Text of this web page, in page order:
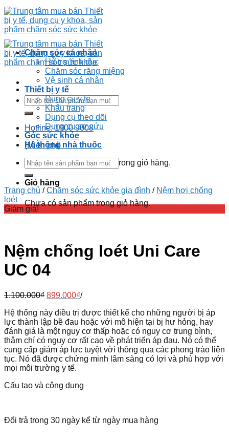
Hotline: 1900 9008
(Miễn phí)
Chưa có sản phẩm trong giỏ hàng.
Giỏ hàng
Chưa có sản phẩm trong giỏ hàng.
Chăm sóc cá nhân
Hỗ trợ tình dục
Chăm sóc răng miệng
Vệ sinh cá nhân
Thiết bị y tế
Dụng cụ y tế
Khẩu trang
Dụng cụ theo dõi
Dụng cụ sơ cứu
Góc sức khỏe
Hệ thống nhà thuốc
Trang chủ / Chăm sóc sức khỏe gia đình / Nệm hơi chống
loét
Giảm giá!
Nệm chống loét Uni Care
UC 04
1.100.000₫ 899.000₫/
Hệ thống này điều trị được thiết kế cho những người bị áp
lực thành lập bề đau hoặc với mô hiện tại bị hư hỏng, hay
đánh giá là một nguy cơ thấp hoặc có nguy cơ trung bình,
thậm chí có nguy cơ rất cao về phát triển áp đau. Nó có thể
cung cấp giảm áp lực tuyệt vời thông qua các phong trào liên
tục. Nó đã được chứng minh lâm sàng có lợi và phù hợp với
mọi môi trường y tế.
Cấu tạo và công dụng
Đổi trả trong 30 ngày kể từ ngày mua hàng